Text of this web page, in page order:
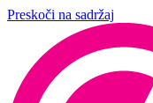
Preskoči na sadržaj